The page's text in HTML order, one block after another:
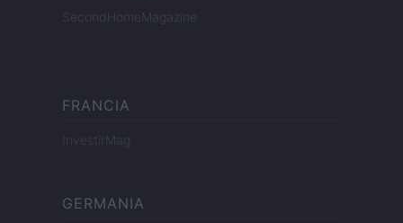
SecondHomeMagazine
FRANCIA
InvestirMag
GERMANIA